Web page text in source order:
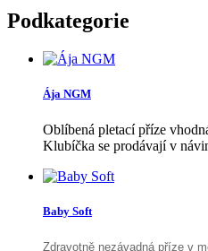
Podkategorie
Ája NGM
Oblíbená pletací příze
Klubíčka se prodávají v
Baby Soft
Zdravotně nezávadná příze v